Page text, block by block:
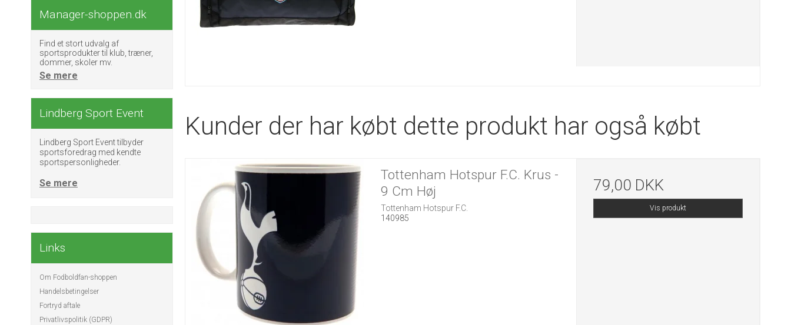
Manager-shoppen.dk
Find et stort udvalg af
sportsprodukter til klub, træner,
dommer, skoler mv.
Se mere
Lindberg Sport Event
Lindberg Sport Event tilbyder
sportsforedrag med kendte
sportspersonligheder.
Se mere
Links
Om Fodboldfan-shoppen
Handelsbetingelser
Fortryd aftale
Privatlivspolitik (GDPR)
Kunder der har købt dette produkt har også købt
Tottenham Hotspur F.C. Krus -
9 Cm Høj
Tottenham Hotspur F.C.
140985
79,00 DKK
Vis produkt